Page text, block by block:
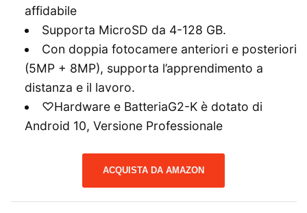
affidabile
Supporta MicroSD da 4-128 GB.
Con doppia fotocamere anteriori e posteriori
(5MP + 8MP), supporta l’apprendimento a
distanza e il lavoro.
♡Hardware e BatteriaG2-K è dotato di
Android 10, Versione Professionale
ACQUISTA DA AMAZON